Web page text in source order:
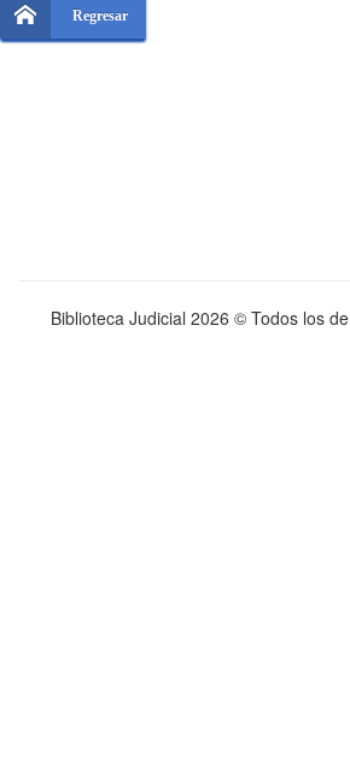
Regresar
Biblioteca Judicial 2026 © Todos los